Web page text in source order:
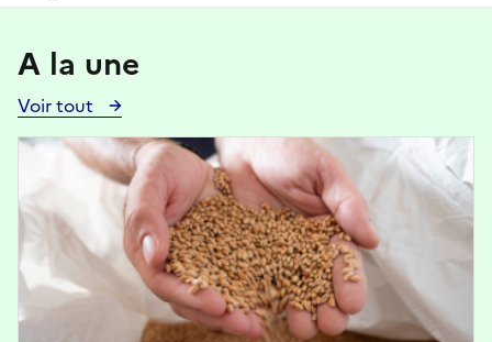
A la une
Voir tout
Voir
toutes
les
actualités
Image